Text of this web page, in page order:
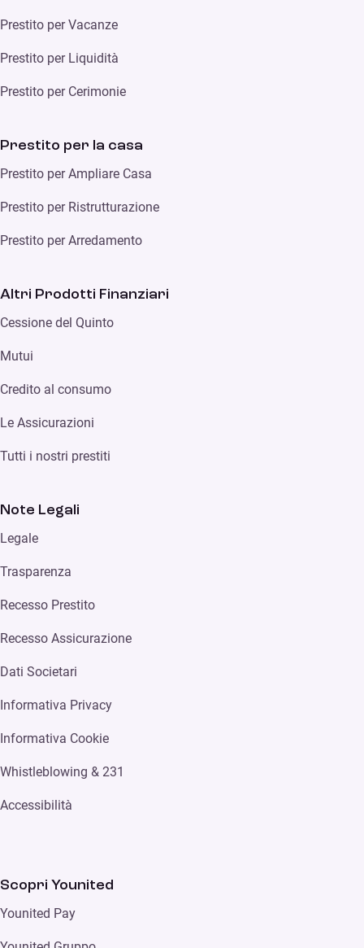
Prestito per Vacanze
Prestito per Liquidità
Prestito per Cerimonie
Prestito per la casa
Prestito per Ampliare Casa
Prestito per Ristrutturazione
Prestito per Arredamento
Altri Prodotti Finanziari
Cessione del Quinto
Mutui
Credito al consumo
Le Assicurazioni
Tutti i nostri prestiti
Note Legali
Legale
Trasparenza
Recesso Prestito
Recesso Assicurazione
Dati Societari
Informativa Privacy
Informativa Cookie
Whistleblowing & 231
Accessibilità
Scopri Younited
Younited Pay